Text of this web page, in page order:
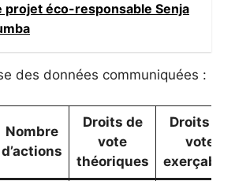
projet éco-responsable Senja
des données communiquées :
Nombre
d’actions
Droits de
vote
théoriques
Droits de
vote